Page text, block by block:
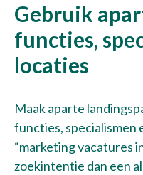
Pronkstukken
Kennisbank
Gebruik
functies,
locaties
Maak aparte
functies, specialismen
“marketing vacatures
zoekintentie dan een